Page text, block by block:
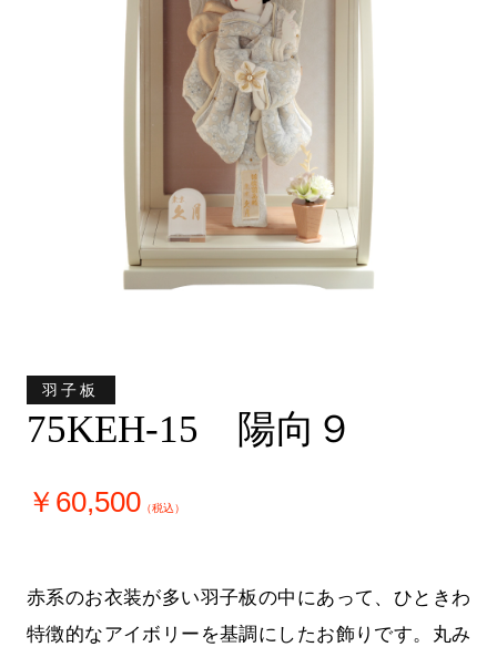
羽子板
75KEH-15 陽向９
￥60,500（税込）
赤系のお衣装が多い羽子板の中にあって、ひときわ
特徴的なアイボリーを基調にしたお飾りです。丸み